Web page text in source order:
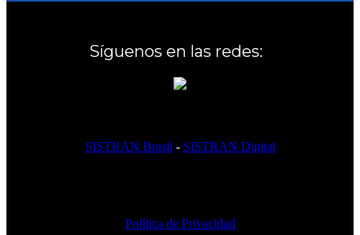
Síguenos en las redes:
SISTRAN Brasil - SISTRAN Digital
Política de Privacidad